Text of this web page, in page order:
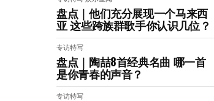
盘点｜他们充分展现一个马来西
亚 这些跨族群歌手你认识几位？
专访特写
盘点｜陶喆8首经典名曲 哪一首
是你青春的声音？
专访特写